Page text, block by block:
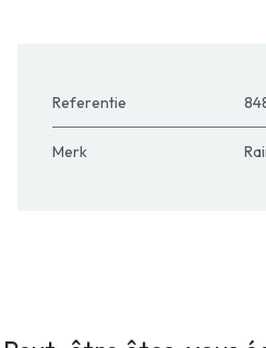
Referentie
Merk